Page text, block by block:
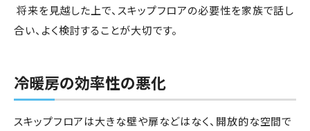
将来を見越した上で、スキップフロアの必要性を家族で話し
合い、よく検討することが大切です。
冷暖房の効率性の悪化
スキップフロアは大きな壁や扉などはなく、開放的な空間で